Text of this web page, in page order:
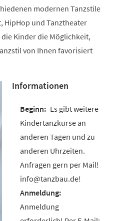
modernen Tanzstile
HipHop und Tanztheater
Kinder die Möglichkeit,
von Ihnen favorisiert
Informationen
Es gibt weitere
Kindertanzkurse an
anderen Tagen und zu
anderen Uhrzeiten.
Anfragen gern per Mail!
info@tanzbau.de!
Anmeldung